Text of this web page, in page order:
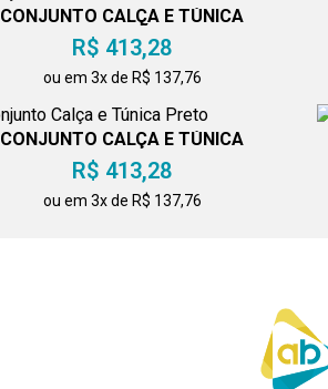
CONJUNTO CALÇA E TÚNICA
COLEÇÃO
R$ 413,28
ou em 3x de R$ 137,76
CONJUNTO CALÇA E TÚNICA
PRETO
R$ 413,28
ou em 3x de R$ 137,76